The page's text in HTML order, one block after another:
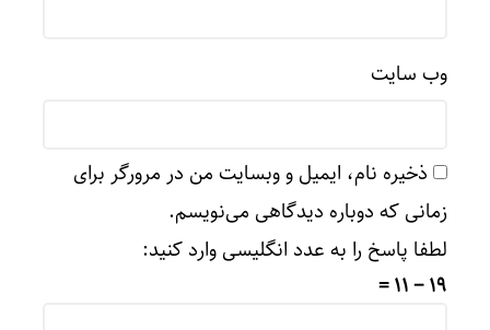
وب‌ سایت
ذخیره نام، ایمیل و وبسایت من در مرورگر برای
زمانی که دوباره دیدگاهی می‌نویسم.
لطفا پاسخ را به عدد انگلیسی وارد کنید:
19 − 11 =